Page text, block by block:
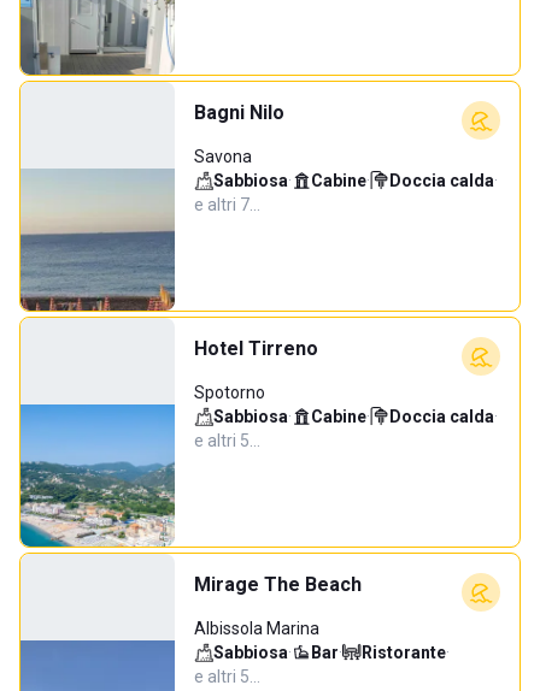
Bagni Nilo
Savona
Sabbiosa· Cabine· Doccia calda·
e altri 7…
Hotel Tirreno
Spotorno
Sabbiosa· Cabine· Doccia calda·
e altri 5…
Mirage The Beach
Albissola Marina
Sabbiosa· Bar· Ristorante·
e altri 5…